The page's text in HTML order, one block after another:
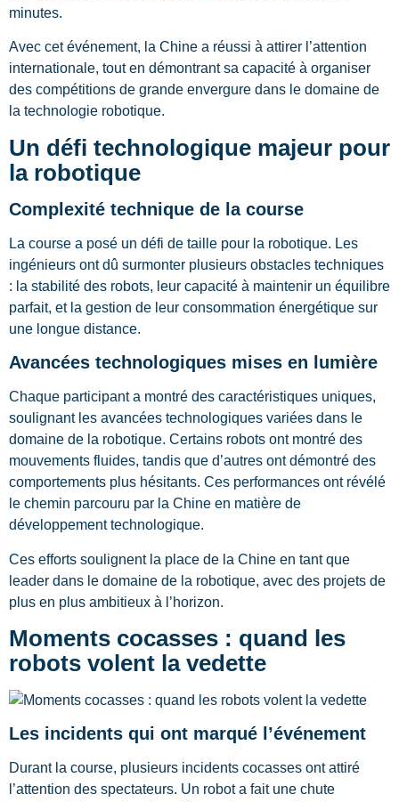
minutes.
Avec cet événement, la Chine a réussi à attirer l’attention
internationale, tout en démontrant sa capacité à organiser
des compétitions de grande envergure dans le domaine de
la technologie robotique.
Un défi technologique majeur pour
la robotique
Complexité technique de la course
La course a posé un défi de taille pour la robotique. Les
ingénieurs ont dû surmonter plusieurs obstacles techniques
: la stabilité des robots, leur capacité à maintenir un équilibre
parfait, et la gestion de leur consommation énergétique sur
une longue distance.
Avancées technologiques mises en lumière
Chaque participant a montré des caractéristiques uniques,
soulignant les avancées technologiques variées dans le
domaine de la robotique. Certains robots ont montré des
mouvements fluides, tandis que d’autres ont démontré des
comportements plus hésitants. Ces performances ont révélé
le chemin parcouru par la Chine en matière de
développement technologique.
Ces efforts soulignent la place de la Chine en tant que
leader dans le domaine de la robotique, avec des projets de
plus en plus ambitieux à l’horizon.
Moments cocasses : quand les
robots volent la vedette
Les incidents qui ont marqué l’événement
Durant la course, plusieurs incidents cocasses ont attiré
l’attention des spectateurs. Un robot a fait une chute